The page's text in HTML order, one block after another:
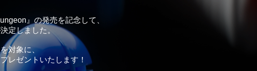
』の発売を記念して、
定しました。
対象に、
レゼントいたします！